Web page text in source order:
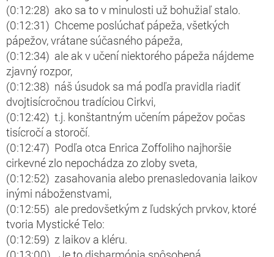
(0:12:28) ako sa to v minulosti už bohužiaľ stalo.
(0:12:31) Chceme poslúchať pápeža, všetkých
pápežov, vrátane súčasného pápeža,
(0:12:34) ale ak v učení niektorého pápeža nájdeme
zjavný rozpor,
(0:12:38) náš úsudok sa má podľa pravidla riadiť
dvojtisícročnou tradíciou Cirkvi,
(0:12:42) t.j. konštantným učením pápežov počas
tisícročí a storočí.
(0:12:47) Podľa otca Enrica Zoffoliho najhoršie
cirkevné zlo nepochádza zo zloby sveta,
(0:12:52) zasahovania alebo prenasledovania laikov
inými náboženstvami,
(0:12:55) ale predovšetkým z ľudských prvkov, ktoré
tvoria Mystické Telo:
(0:12:59) z laikov a kléru.